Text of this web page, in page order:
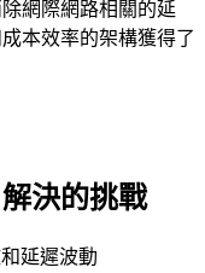
網際網路相關的延
本效率的架構獲得了
決的挑戰
延遲波動